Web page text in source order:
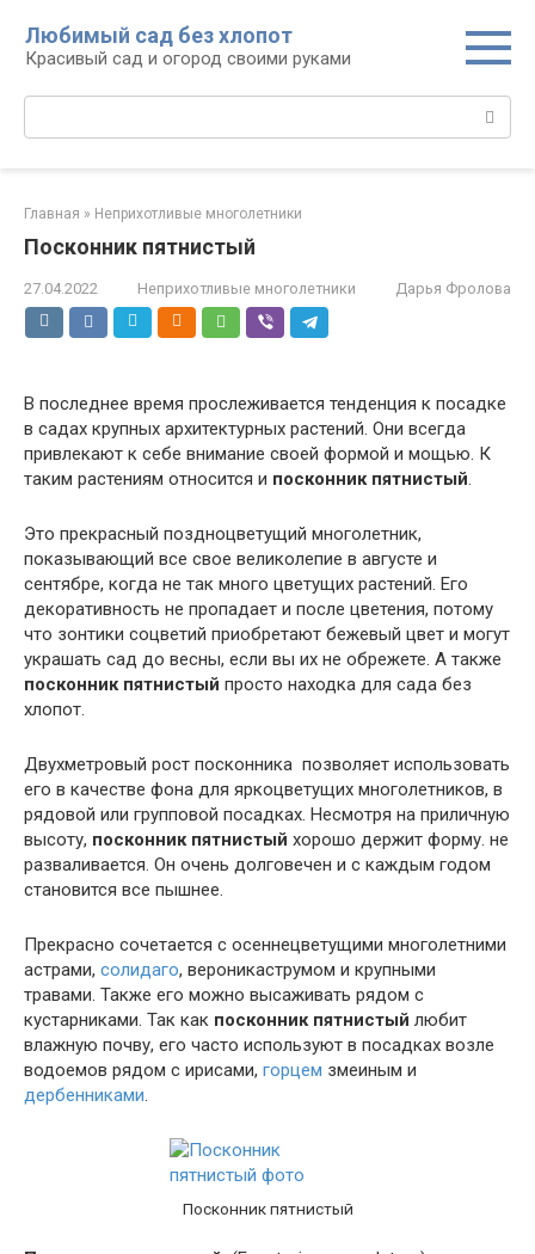
контенту
Любимый сад без хлопот
Красивый сад и огород своими руками
Поиск:
Главная » Неприхотливые многолетники
Посконник пятнистый
27.04.2022 Неприхотливые многолетники Дарья Фролова
В последнее время прослеживается тенденция к посадке
в садах крупных архитектурных растений. Они всегда
привлекают к себе внимание своей формой и мощью. К
таким растениям относится и посконник пятнистый.
Это прекрасный поздноцветущий многолетник,
показывающий все свое великолепие в августе и
сентябре, когда не так много цветущих растений. Его
декоративность не пропадает и после цветения, потому
что зонтики соцветий приобретают бежевый цвет и могут
украшать сад до весны, если вы их не обрежете. А также
посконник пятнистый просто находка для сада без
хлопот.
Двухметровый рост посконника позволяет использовать
его в качестве фона для яркоцветущих многолетников, в
рядовой или групповой посадках. Несмотря на приличную
высоту, посконник пятнистый хорошо держит форму. не
разваливается. Он очень долговечен и с каждым годом
становится все пышнее.
Прекрасно сочетается с осеннецветущими многолетними
астрами, солидаго, вероникаструмом и крупными
травами. Также его можно высаживать рядом с
кустарниками. Так как посконник пятнистый любит
влажную почву, его часто используют в посадках возле
водоемов рядом с ирисами, горцем змеиным и
дербенниками.
Посконник пятнистый